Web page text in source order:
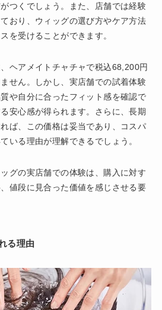
つくでしょう。また、店舗では経験
おり、ウィッグの選び方やケア方法
を受けることができます。
ヘアメイトチャチャで税込68,200円
せん。しかし、実店舗での試着体験
や自分に合ったフィット感を確認で
安心感が得られます。さらに、長期
ば、この価格は妥当であり、コスパ
いる理由が理解できるでしょう。
グの実店舗での体験は、購入に対す
値段に見合った価値を感じさせる要
る理由